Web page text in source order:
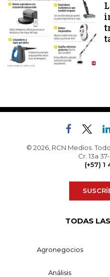
© 2026, RCN Medios.
Cr. 13a
(+57)
TODAS
Agronegocios
Análisis